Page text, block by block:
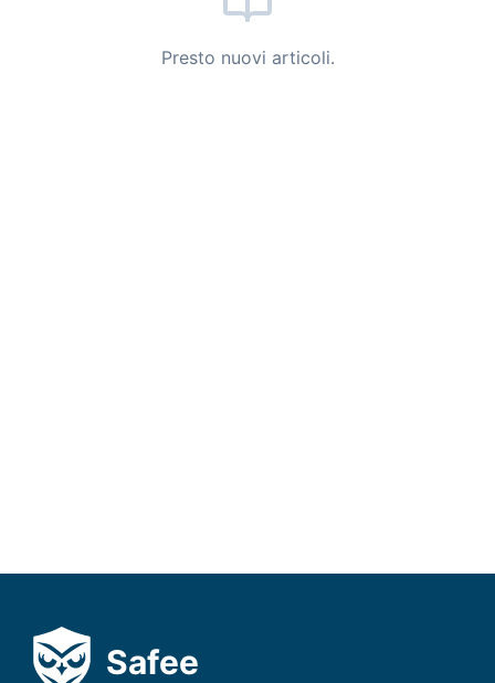
Presto nuovi articoli.
Safee